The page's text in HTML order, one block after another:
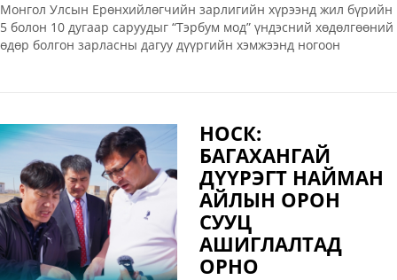
Монгол Улсын Ерөнхийлөгчийн зарлигийн хүрээнд жил бүрийн
5 болон 10 дугаар саруудыг “Тэрбум мод” үндэсний хөдөлгөөний
өдөр болгон зарласны дагуу дүүргийн хэмжээнд ногоон
НОСК:
БАГАХАНГАЙ
ДҮҮРЭГТ НАЙМАН
АЙЛЫН ОРОН
СУУЦ
АШИГЛАЛТАД
ОРНО